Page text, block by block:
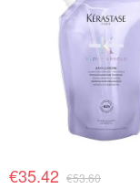
€35.42 €53.60